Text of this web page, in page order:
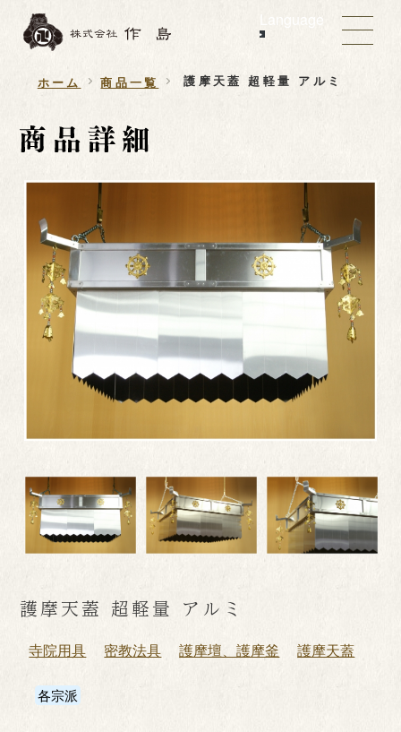
Language
ホーム 商品一覧 護摩天蓋 超軽量 アルミ
護摩天蓋 超軽量 アルミ
寺院用具 密教法具 護摩壇、護摩釜 護摩天蓋
各宗派